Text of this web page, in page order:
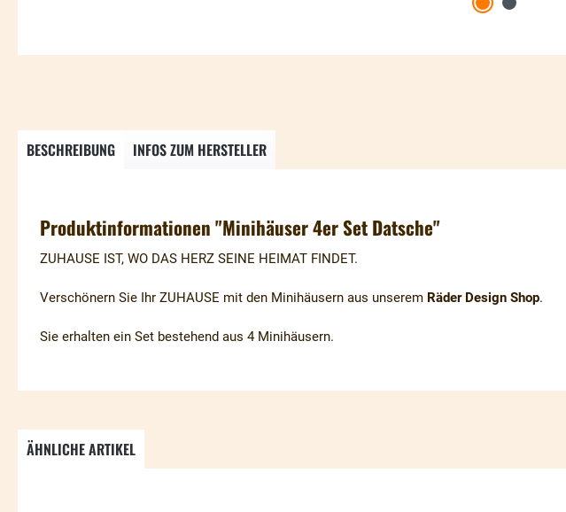
BESCHREIBUNG INFOS ZUM HERSTELLER
Produktinformationen "Minihäuser 4er Set Datsche"
ZUHAUSE IST, WO DAS HERZ SEINE HEIMAT FINDET.
Verschönern Sie Ihr ZUHAUSE mit den Minihäusern aus unserem Räder Design Shop.
Sie erhalten ein Set bestehend aus 4 Minihäusern.
ÄHNLICHE ARTIKEL